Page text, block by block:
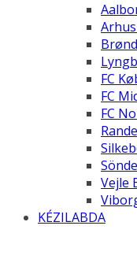
Arhus
FC
FC
FC
Vejle
KÉZILABDA